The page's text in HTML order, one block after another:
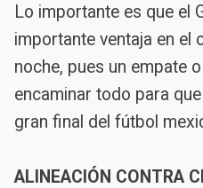
Lo importante es que el
importante ventaja en el
noche, pues un empate
encaminar todo para
gran final del fútbol
ALINEACIÓN CONTRA